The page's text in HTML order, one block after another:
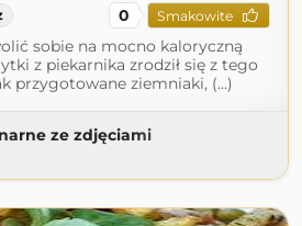
0 Smakowite
sobie na mocno kaloryczną
z piekarnika zrodził się z tego
przygotowane ziemniaki, (...)
ze zdjęciami